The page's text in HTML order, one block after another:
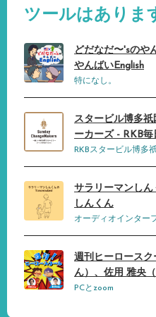
ツールはありま
どだなだ〜'sのや
やんばいEnglish
特になし。
スタービル博多
ーカーズ - RKB毎
RKBスタービル博多
サラリーマンし
しんくん
オーディオインター
週刊ヒーロース
ん）、佐用 雅央（
PCとzoom